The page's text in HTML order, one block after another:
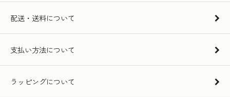
配送・送料について
支払い方法について
ラッピングについて